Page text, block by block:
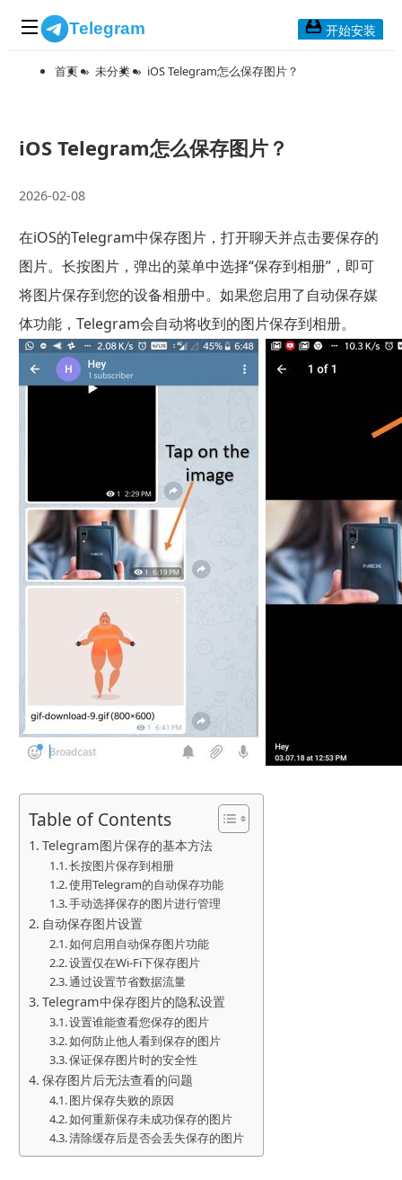
Telegram
应用下载
Telegram Mac版
Telegram安卓版
Telegram Web版
开始安装
首页 » 未分类 » iOS Telegram怎么保存图片？
iOS Telegram怎么保存图片？
2026-02-08
在iOS的Telegram中保存图片，打开聊天并点击要保存的
图片。长按图片，弹出的菜单中选择“保存到相册”，即可
将图片保存到您的设备相册中。如果您启用了自动保存媒
体功能，Telegram会自动将收到的图片保存到相册。
Table of Contents
Telegram图片保存的基本方法
长按图片保存到相册
使用Telegram的自动保存功能
手动选择保存的图片进行管理
自动保存图片设置
如何启用自动保存图片功能
设置仅在Wi-Fi下保存图片
通过设置节省数据流量
Telegram中保存图片的隐私设置
设置谁能查看您保存的图片
如何防止他人看到保存的图片
保证保存图片时的安全性
保存图片后无法查看的问题
图片保存失败的原因
如何重新保存未成功保存的图片
清除缓存后是否会丢失保存的图片